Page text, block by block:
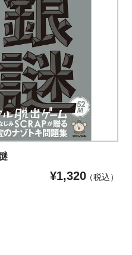
¥1,320 税込